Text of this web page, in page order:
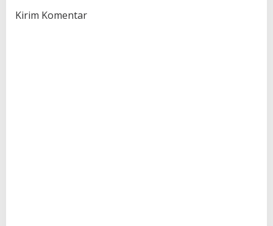
Kirim Komentar